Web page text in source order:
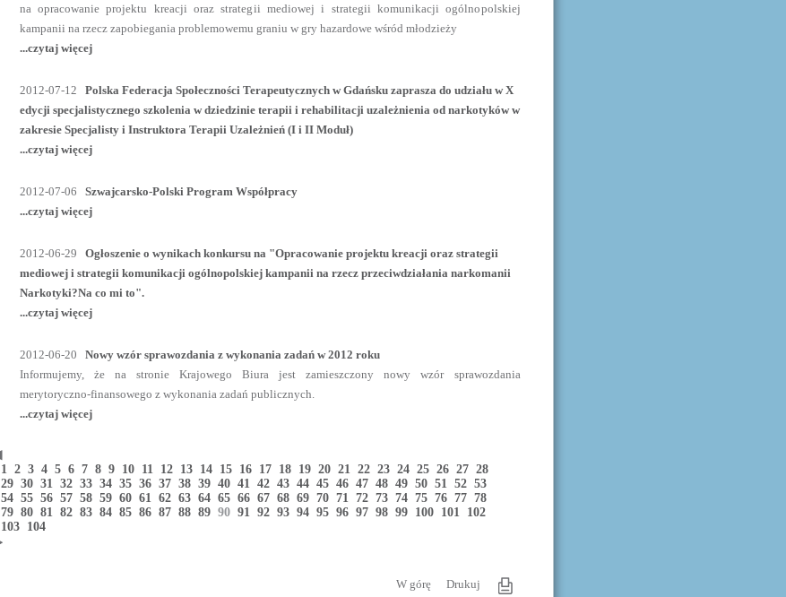
na opracowanie projektu kreacji oraz strategii mediowej i strategii komunikacji ogólnopolskiej
kampanii na rzecz zapobiegania problemowemu graniu w gry hazardowe wśród młodzieży
...czytaj więcej
2012-07-12
Polska Federacja Społeczności Terapeutycznych w Gdańsku zaprasza do udziału w X
edycji specjalistycznego szkolenia w dziedzinie terapii i rehabilitacji uzależnienia od narkotyków w
zakresie Specjalisty i Instruktora Terapii Uzależnień (I i II Moduł)
...czytaj więcej
2012-07-06
Szwajcarsko-Polski Program Współpracy
...czytaj więcej
2012-06-29
Ogłoszenie o wynikach konkursu na "Opracowanie projektu kreacji oraz strategii
mediowej i strategii komunikacji ogólnopolskiej kampanii na rzecz przeciwdziałania narkomanii
Narkotyki?Na co mi to".
...czytaj więcej
2012-06-20
Nowy wzór sprawozdania z wykonania zadań w 2012 roku
Informujemy, że na stronie Krajowego Biura jest zamieszczony nowy wzór sprawozdania
merytoryczno-finansowego z wykonania zadań publicznych.
...czytaj więcej
1 2 3 4 5 6 7 8 9 10 11 12 13 14 15 16 17 18 19 20 21 22 23 24 25 26 27 28
29 30 31 32 33 34 35 36 37 38 39 40 41 42 43 44 45 46 47 48 49 50 51 52 53
54 55 56 57 58 59 60 61 62 63 64 65 66 67 68 69 70 71 72 73 74 75 76 77 78
79 80 81 82 83 84 85 86 87 88 89 90 91 92 93 94 95 96 97 98 99 100 101 102
103 104
W górę Drukuj